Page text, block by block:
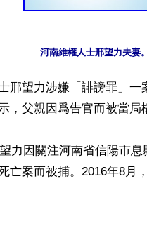
邢望力涉嫌「誹謗罪」
，父親因爲告官而被當局
力因關注河南省信陽市
亡案而被捕。2016年8月